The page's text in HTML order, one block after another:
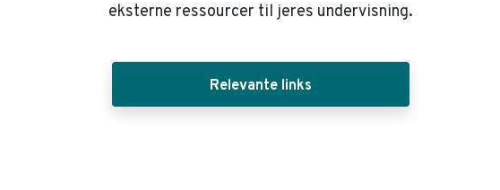
eksterne ressourcer til jeres undervisning.
Relevante links